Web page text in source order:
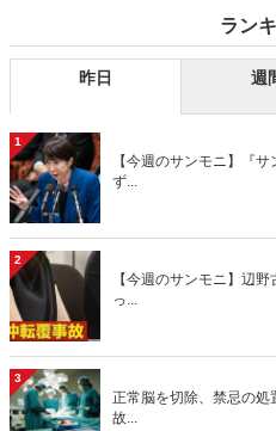
ラン
昨日 週
1
【今週のサンモニ】『
ず...
2
【今週のサンモニ】辺
っ...
3
正常脳を切除、禁忌の
故...